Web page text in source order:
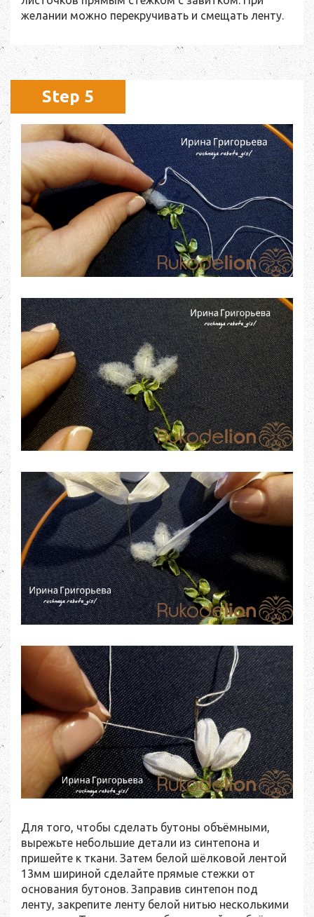
желании можно перекручивать и смещать ленту.
Step 5
Для того, чтобы сделать бутоны объёмными,
вырежьте небольшие детали из синтепона и
пришейте к ткани. Затем белой шёлковой лентой
13мм шириной сделайте прямые стежки от
основания бутонов. Заправив синтепон под
ленту, закрепите ленту белой нитью несколькими